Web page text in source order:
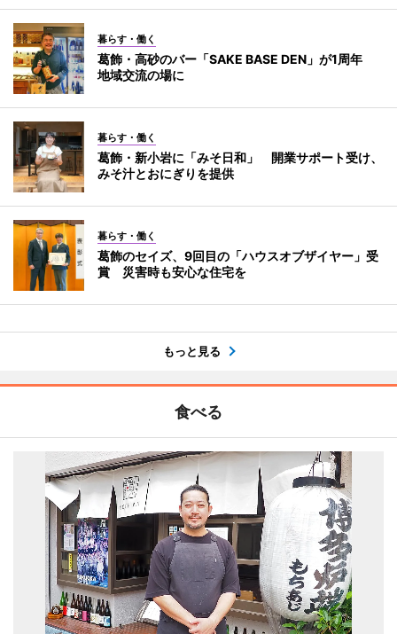
暮らす・働く
葛飾・高砂のバー「SAKE BASE DEN」が1周年
地域交流の場に
暮らす・働く
葛飾・新小岩に「みそ日和」 開業サポート受け、
みそ汁とおにぎりを提供
暮らす・働く
葛飾のセイズ、9回目の「ハウスオブザイヤー」受
賞 災害時も安心な住宅を
もっと見る
食べる